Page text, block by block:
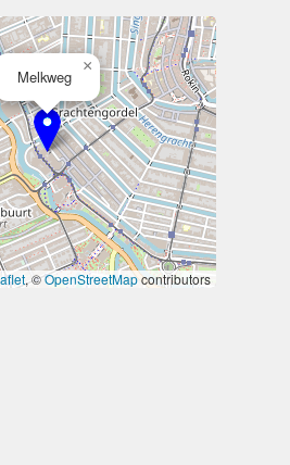
Melkweg
×
, ©OpenStreetMapcontributors